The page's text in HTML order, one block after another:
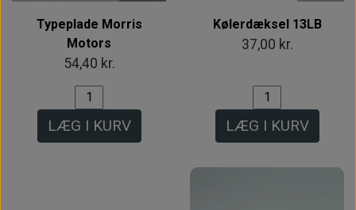
Typeplade Morris
Motors
54,40 kr.
LÆG I KURV
Kølerdæksel 13LB
37,00 kr.
LÆG I KURV